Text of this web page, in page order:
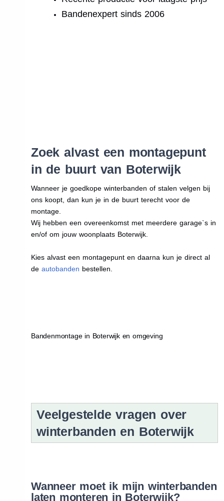
Bandenexpert sinds 2006
Zoek alvast een montagepunt
in de buurt van Boterwijk
Wanneer je goedkope winterbanden of stalen velgen bij
ons koopt, dan kun je in de buurt terecht voor de
montage.
Wij hebben een overeenkomst met meerdere garage`s in
en/of om jouw woonplaats Boterwijk.
Kies alvast een montagepunt en daarna kun je direct al
de autobanden bestellen.
Bandenmontage in Boterwijk en omgeving
Veelgestelde vragen over
winterbanden en Boterwijk
Wanneer moet ik mijn winterbanden
laten monteren in Boterwijk?